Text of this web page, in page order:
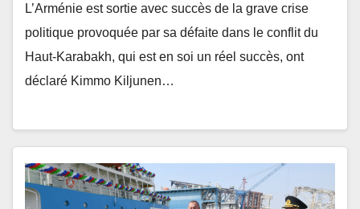
L’Arménie est sortie avec succès de la grave crise
politique provoquée par sa défaite dans le conflit du
Haut-Karabakh, qui est en soi un réel succès, ont
déclaré Kimmo Kiljunen…